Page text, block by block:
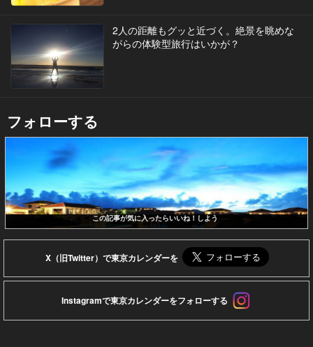
2人の距離もグッと近づく。絶景を眺めな
がらの体験型旅行はいかが？
フォローする
この記事が気に入ったらいいね！しよう
X（旧Twitter）で東京カレンダーを
Instagramで東京カレンダーをフォローする